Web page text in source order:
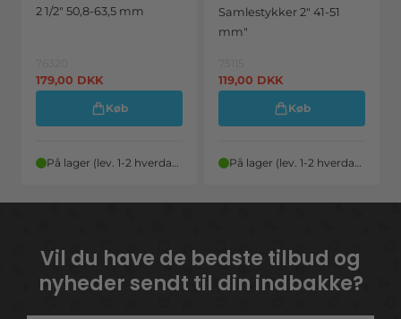
2 1/2" 50,8-63,5 mm
179,00 DKK
Køb
Samlestykker 2" 41-51
mm"
119,00 DKK
Køb
Vil du have de bedste tilbud og
nyheder sendt til din indbakke?